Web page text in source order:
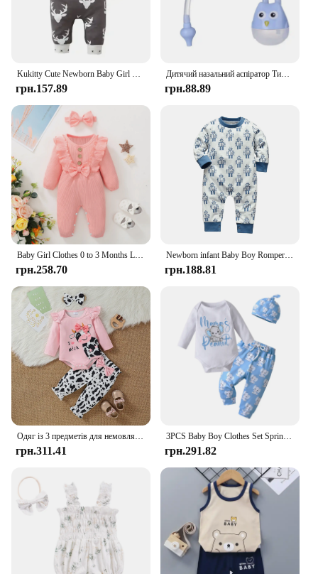
Kukitty Cute Newborn Baby Girl Romper Clothes Spring Autumn Long Sleeve Deer Print Infant Girl One Piece Jumpsuit Clothing
грн.157.89
Дитячий назальний аспіратор Тип всмоктування рота Засіб для поглинання носа для немовлят Антирефлюксний силікон Booger всмоктувальна трубка
грн.88.89
Baby Girl Clothes 0 to 3 Months Long-sleeve New Born Costume for Babies Infant Clothes Romper Toddler Clothing with Headban
грн.258.70
Newborn infant Baby Boy Romper Playsuit Clothes 2024 New Printed Thin Cotton Long Sleeve Toddler Baby Boys Jumpsuit Onesie
грн.188.81
грн.311.41
3PCS Baby Boy Clothes Set Spring Autumn Printed Long Sleeve O-neck Romper + infant Pants + Cap Casual Newborn Outfit
грн.291.82